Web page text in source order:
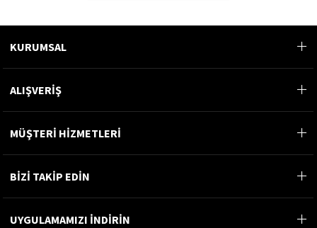
KURUMSAL
ALIŞVERİŞ
MÜŞTERİ HİZMETLERİ
BİZİ TAKİP EDİN
UYGULAMAMIZI İNDİRİN